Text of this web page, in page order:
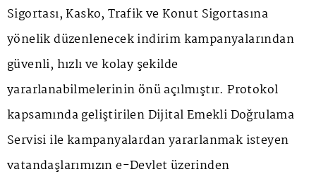
Sigortası, Kasko, Trafik ve Konut Sigortasına
yönelik düzenlenecek indirim kampanyalarından
güvenli, hızlı ve kolay şekilde
yararlanabilmelerinin önü açılmıştır. Protokol
kapsamında geliştirilen Dijital Emekli Doğrulama
Servisi ile kampanyalardan yararlanmak isteyen
vatandaşlarımızın e-Devlet üzerinden